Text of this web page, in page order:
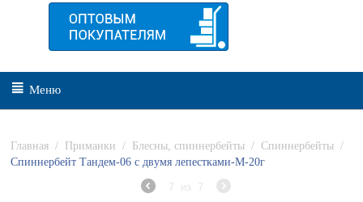
Меню
Главная / Приманки / Блесны, спиннербейты / Спиннербейты /
Спиннербейт Тандем-06 с двумя лепестками-М-20г
7 из 7